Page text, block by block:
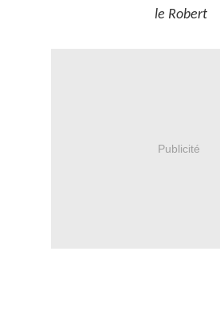
le Robert
Publicité